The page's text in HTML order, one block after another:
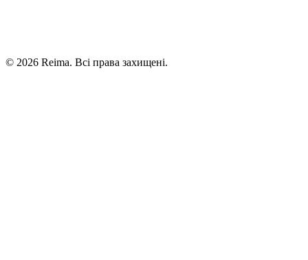
© 2026 Reima. Всі права захищені.